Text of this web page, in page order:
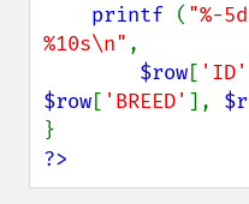
printf ( "%-
%10s\n" ,
$row[ 'ID'
$row[ 'BREED' ],
?>